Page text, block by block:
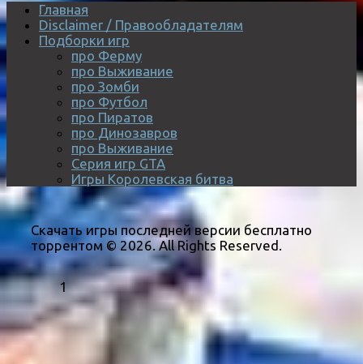
Главная
Disclaimer / Правообладателям
Подборки игр
про Ферму
про Выживание
про Зомби
про Футбол
про Пиратов
про Динозавров
про Выживание
Серия игр GTA
Игры Королевская битва
Скачать игры последней версии бесплатно
торрентом © 2026. All Rights Reserved.
1